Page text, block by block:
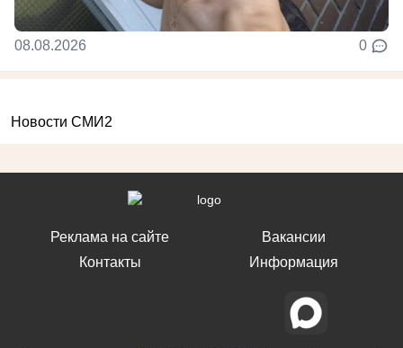
08.08.2026 0
Новости СМИ2
Реклама на сайте
Контакты
Вакансии
Информация